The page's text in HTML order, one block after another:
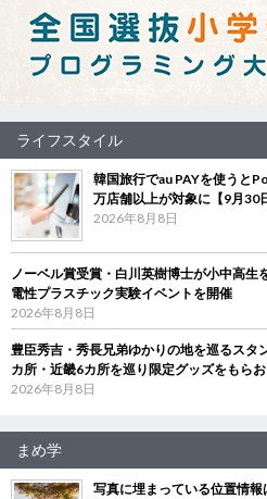
ライフスタイル
韓国旅行でau PAYを使うと
万店舗以上が対象に【9月30
2026年8月8日
ノーベル賞受賞・白川英樹博士が小中高
電性プラスチック実験イベントを開催
2026年8月8日
豊臣秀吉・秀長兄弟ゆかりの地を巡るス
カ所・近畿6カ所を巡り限定グッズをもらお
2026年8月8日
まめ学
写真に埋まっている位置情